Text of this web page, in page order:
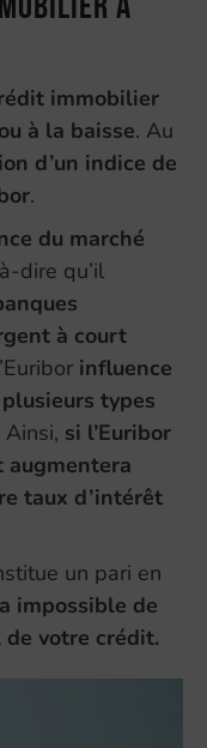
immobilier
à la baisse. Au
d’un indice de
.
du marché
dire qu’il
à court
influence
types
Ainsi, si l’Euribor
augmentera
taux d’intérêt
un pari en
impossible de
votre crédit.